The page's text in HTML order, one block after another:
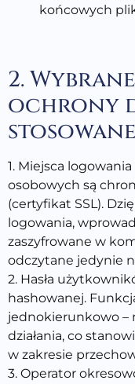
końcowych
2.
ochrony
1. Miejsca
osobowych są
(certyfikat SSL).
logowania,
zaszyfrowane w
odczytane jedynie
2. Hasła
hashowanej.
jednokierunkowo –
działania, co
w zakresie
3. Operator